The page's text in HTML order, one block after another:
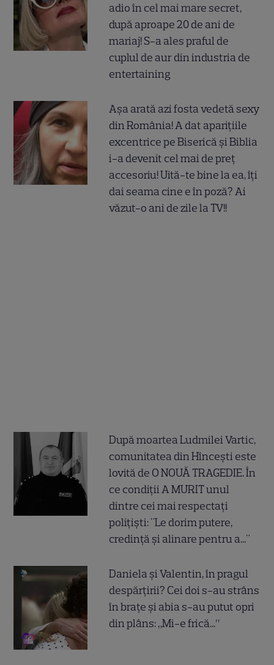
adio în cel mai mare secret,
după aproape 20 de ani de
mariaj! S-a ales praful de
cuplul de aur din industria de
entertaining
Așa arată azi fosta vedetă sexy
din România! A dat aparițiile
excentrice pe Biserică și Biblia
i-a devenit cel mai de preț
accesoriu! Uită-te bine la ea, îți
dai seama cine e în poză? Ai
văzut-o ani de zile la TV!!
După moartea Ludmilei Vartic,
comunitatea din Hîncești este
lovită de O NOUĂ TRAGEDIE. În
ce condiții A MURIT unul
dintre cei mai respectați
polițiști: "Le dorim putere,
credință și alinare pentru a..."
Daniela și Valentin, în pragul
despărțirii? Cei doi s-au strâns
în brațe și abia s-au putut opri
din plâns: „Mi-e frică...”